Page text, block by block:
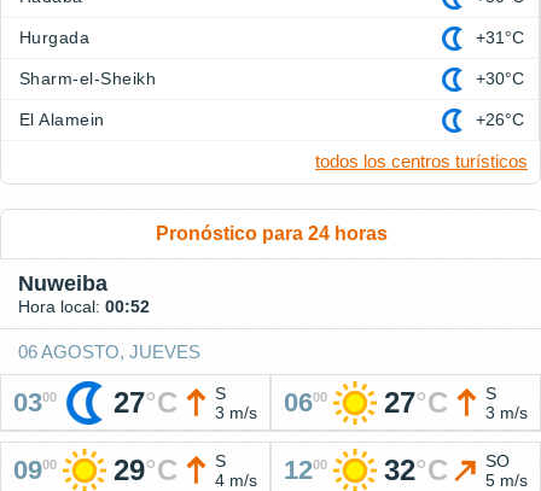
Hurgada +31°C
Sharm-el-Sheikh +30°C
El Alamein +26°C
todos los centros turísticos
Pronóstico para 24 horas
Nuweiba
Hora local: 00:52
06 AGOSTO, JUEVES
0300 27°C
S
3 m/s
0600 27°C
S
3 m/s
0900 29°C
S
4 m/s
1200 32°C
SO
5 m/s